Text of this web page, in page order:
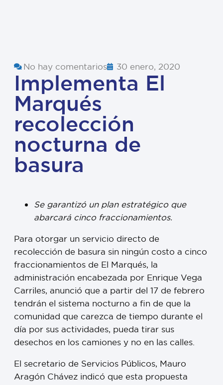
No hay comentarios 30 enero, 2020
Implementa El
Marqués
recolección
nocturna de
basura
Se garantizó un plan estratégico que
abarcará cinco fraccionamientos.
Para otorgar un servicio directo de
recolección de basura sin ningún costo a cinco
fraccionamientos de El Marqués, la
administración encabezada por Enrique Vega
Carriles, anunció que a partir del 17 de febrero
tendrán el sistema nocturno a fin de que la
comunidad que carezca de tiempo durante el
día por sus actividades, pueda tirar sus
desechos en los camiones y no en las calles.
El secretario de Servicios Públicos, Mauro
Aragón Chávez indicó que esta propuesta